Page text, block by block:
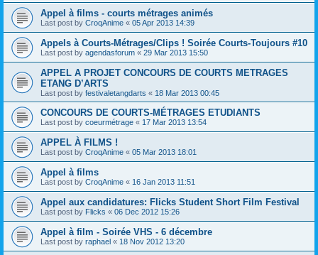
Appel à films - courts métrages animés
Last post by CroqAnime « 05 Apr 2013 14:39
Appels à Courts-Métrages/Clips ! Soirée Courts-Toujours #10
Last post by agendasforum « 29 Mar 2013 15:50
APPEL A PROJET CONCOURS DE COURTS METRAGES
ETANG D’ARTS
Last post by festivaletangdarts « 18 Mar 2013 00:45
CONCOURS DE COURTS-MÉTRAGES ETUDIANTS
Last post by coeurmétrage « 17 Mar 2013 13:54
APPEL À FILMS !
Last post by CroqAnime « 05 Mar 2013 18:01
Appel à films
Last post by CroqAnime « 16 Jan 2013 11:51
Appel aux candidatures: Flicks Student Short Film Festival
Last post by Flicks « 06 Dec 2012 15:26
Appel à film - Soirée VHS - 6 décembre
Last post by raphael « 18 Nov 2012 13:20